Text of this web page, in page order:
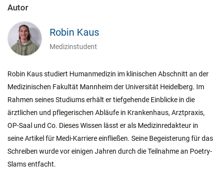
Autor
Robin Kaus
Medizinstudent
Robin Kaus studiert Humanmedizin im klinischen Abschnitt an der
Medizinischen Fakultät Mannheim der Universität Heidelberg. Im
Rahmen seines Studiums erhält er tiefgehende Einblicke in die
ärztlichen und pflegerischen Abläufe in Krankenhaus, Arztpraxis,
OP-Saal und Co. Dieses Wissen lässt er als Medizinredakteur in
seine Artikel für Medi-Karriere einfließen. Seine Begeisterung für das
Schreiben wurde vor einigen Jahren durch die Teilnahme an Poetry-
Slams entfacht.